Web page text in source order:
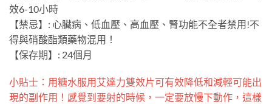
效6-10小時
【禁忌】: 心臟病、低血壓、高血壓、腎功能不全者禁用!不
得與硝酸酯類藥物混用！
【保存期】: 24個月
小貼士：用糖水服用艾達力雙效片可有效降低和減輕可能出
現的副作用！感覺到要射的時候，一定要放慢下動作，這樣